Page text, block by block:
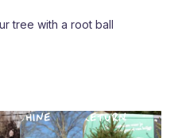
tree with a root ball
SHINE RETURN